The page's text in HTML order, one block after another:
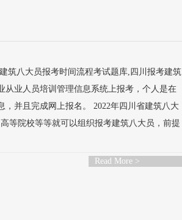
筑八大员报考时间流程考试题库,四川报考建筑
从业人员培训管理信息系统上报考，个人是在
并且完成网上报名。 2022年四川省建筑八大
等院校等等就可以组织报考建筑八大员，前提
Read More >